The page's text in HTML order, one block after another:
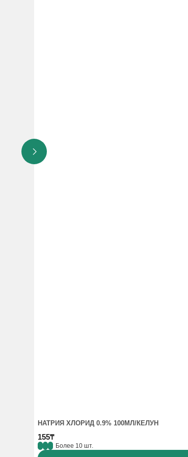
НАТРИЯ ХЛОРИД 0.9% 100МЛ/КЕЛУН
155₸
Более 10 шт.